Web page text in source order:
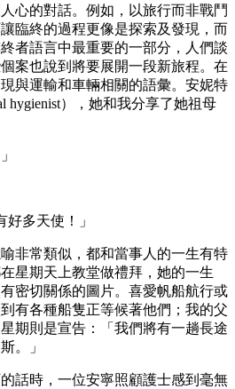
心的對話。例如，以旅行而非戰鬥
臨終的過程更像是探索及發現，而
者語言中最重要的一部分，人們談
案也說到將要展開一段新旅程。在
與運輸和車輛相關的語彙。安妮特
hygienist），她和我分享了她祖母
好多天使！」
非常類似，都和當事人的一生有特
星期天上教堂做禮拜，她的一生
密切關係的圖片。喜愛帆船航行或
有各種船隻正等候著他們；我的父
期則是宣告：「我們將有一趟長途
。」
話時，一位安寧照顧護士感到毫無